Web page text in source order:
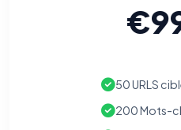
50 URLS
200 Mots-